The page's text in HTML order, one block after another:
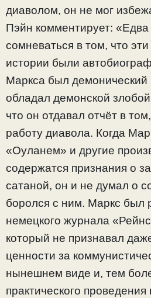
диаволом, он не мог
Пэйн комментирует:
сомневаться в том, что
истории были
Маркса был демонический
обладал демонской
что он отдавал отчёт в
работу диавола. Когда
«Оуланем» и другие
содержатся признания о
сатаной, он и не думал о
боролся с ним. Маркс был
немецкого журнала
который не признавал
ценности за
нынешнем виде и, тем
практического